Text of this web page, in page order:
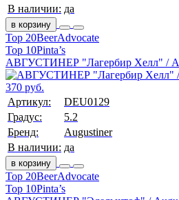
В наличии: да
в корзину
Top 20BeerAdvocate
Top 10Pinta’s
АВГУСТИНЕР "Лагербир Хелл" /
370 руб.
Артикул:
DEU0129
Градус:
5.2
Бренд:
Augustiner
В наличии: да
в корзину
Top 20BeerAdvocate
Top 10Pinta’s